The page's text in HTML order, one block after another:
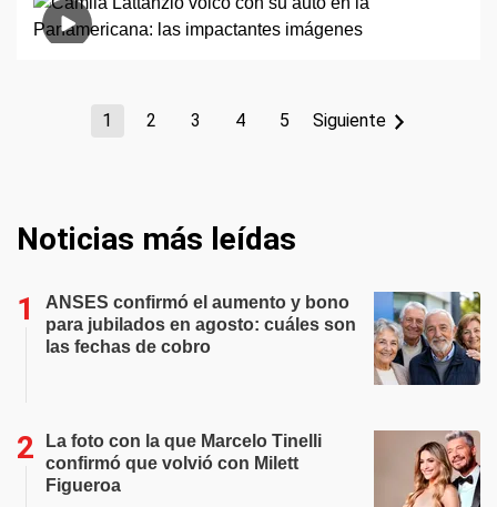
1 2 3 4 5 Siguiente
Noticias más leídas
ANSES confirmó el aumento y bono
para jubilados en agosto: cuáles son
las fechas de cobro
La foto con la que Marcelo Tinelli
confirmó que volvió con Milett
Figueroa